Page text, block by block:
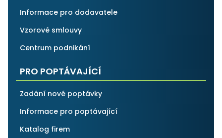
Informace pro dodavatele
Vzorové smlouvy
Centrum podnikání
PRO POPTÁVAJÍCÍ
Zadání nové poptávky
Informace pro poptávající
Katalog firem